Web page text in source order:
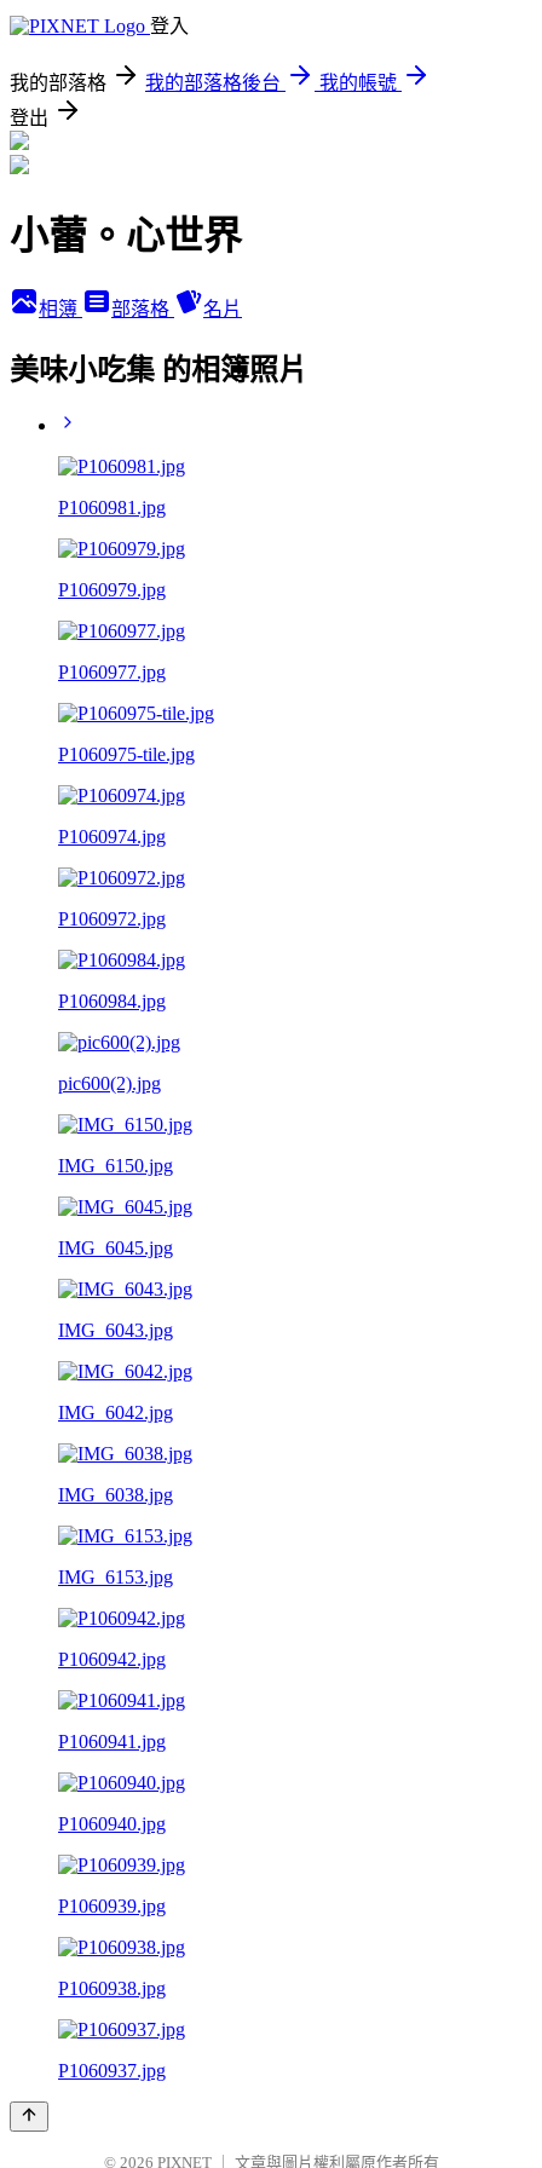
登入
我的部落格 我的部落格後台
我的帳號
登出
小蕾。心世界
相簿 部落格 名片
美味小吃集 的相簿照片
P1060981.jpg
P1060979.jpg
P1060977.jpg
P1060975-tile.jpg
P1060974.jpg
P1060972.jpg
P1060984.jpg
pic600(2).jpg
IMG_6150.jpg
IMG_6045.jpg
IMG_6043.jpg
IMG_6042.jpg
IMG_6038.jpg
IMG_6153.jpg
P1060942.jpg
P1060941.jpg
P1060940.jpg
P1060939.jpg
P1060938.jpg
P1060937.jpg
© 2026 PIXNET 文章與圖片權利屬原作者所有